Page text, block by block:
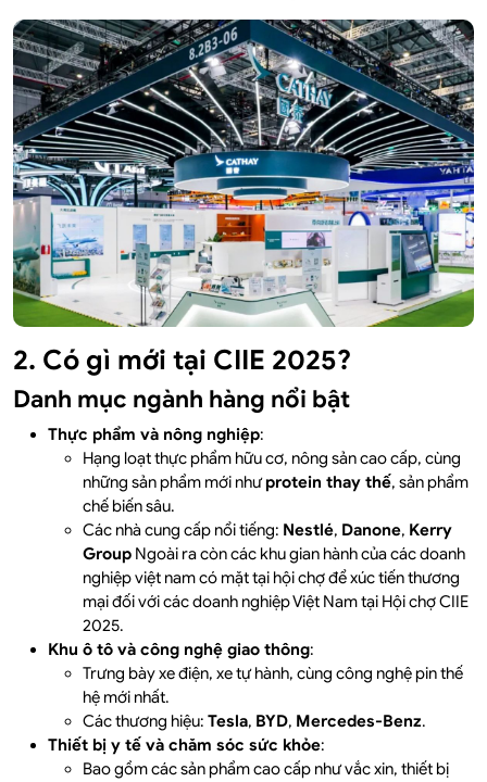
2. Có gì mới tại CIIE 2025?
Danh mục ngành hàng nổi bật
Thực phẩm và nông nghiệp:
Hạng loạt thực phẩm hữu cơ, nông sản cao cấp, cùng
những sản phẩm mới nhưprotein thay thế, sản phẩm
chế biến sâu.
Các nhà cung cấp nổi tiếng: Nestlé, Danone, Kerry
Group Ngoài ra còn các khu gian hành của các doanh
nghiệp việt nam có mặt tại hội chợ để xúc tiến thương
mại đối với các doanh nghiệp Việt Nam tại Hội chợ CIIE
2025.
Khu ô tô và công nghệ giao thông:
Trưng bày xe điện, xe tự hành, cùng công nghệ pin thế
hệ mới nhất.
Các thương hiệu: Tesla, BYD, Mercedes-Benz.
Thiết bị y tế và chăm sóc sức khỏe:
Bao gồm các sản phẩm cao cấp như vắc xin, thiết bị